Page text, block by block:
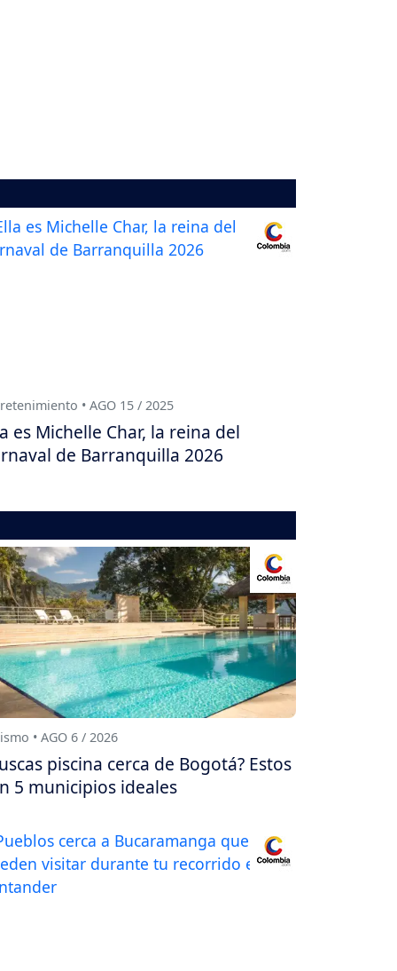
• AGO 15 / 2025
es Michelle Char, la reina del
de Barranquilla 2026
• AGO 6 / 2026
piscina cerca de Bogotá? Estos
5 municipios ideales